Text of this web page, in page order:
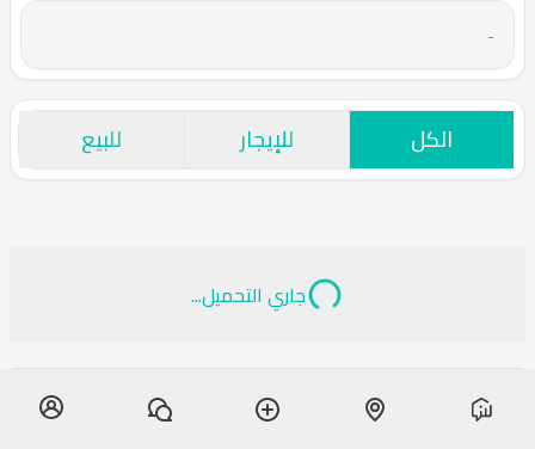
-
الكل للإيجار للبيع
جاري التحميل...